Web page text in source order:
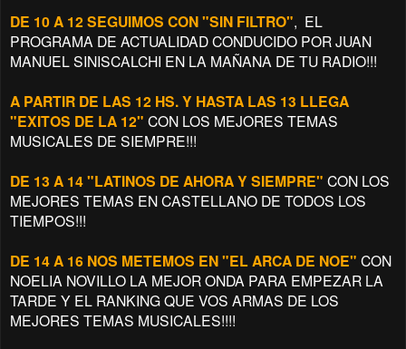
DE 10 A 12 SEGUIMOS CON "SIN FILTRO", EL
PROGRAMA DE ACTUALIDAD CONDUCIDO POR JUAN
MANUEL SINISCALCHI EN LA MAÑANA DE TU RADIO!!!
A PARTIR DE LAS 12 HS. Y HASTA LAS 13 LLEGA
"EXITOS DE LA 12" CON LOS MEJORES TEMAS
MUSICALES DE SIEMPRE!!!
DE 13 A 14 "LATINOS DE AHORA Y SIEMPRE" CON LOS
MEJORES TEMAS EN CASTELLANO DE TODOS LOS
TIEMPOS!!!
DE 14 A 16 NOS METEMOS EN "EL ARCA DE NOE" CON
NOELIA NOVILLO LA MEJOR ONDA PARA EMPEZAR LA
TARDE Y EL RANKING QUE VOS ARMAS DE LOS
MEJORES TEMAS MUSICALES!!!!